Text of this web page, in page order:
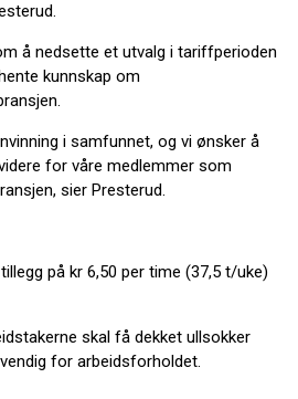
å nedsette et utvalg i tariffperioden
kunnskap om
i samfunnet, og vi ønsker å
for våre medlemmer som
sier Presterud.
på kr 6,50 per time (37,5 t/uke)
skal få dekket ullsokker
for arbeidsforholdet.